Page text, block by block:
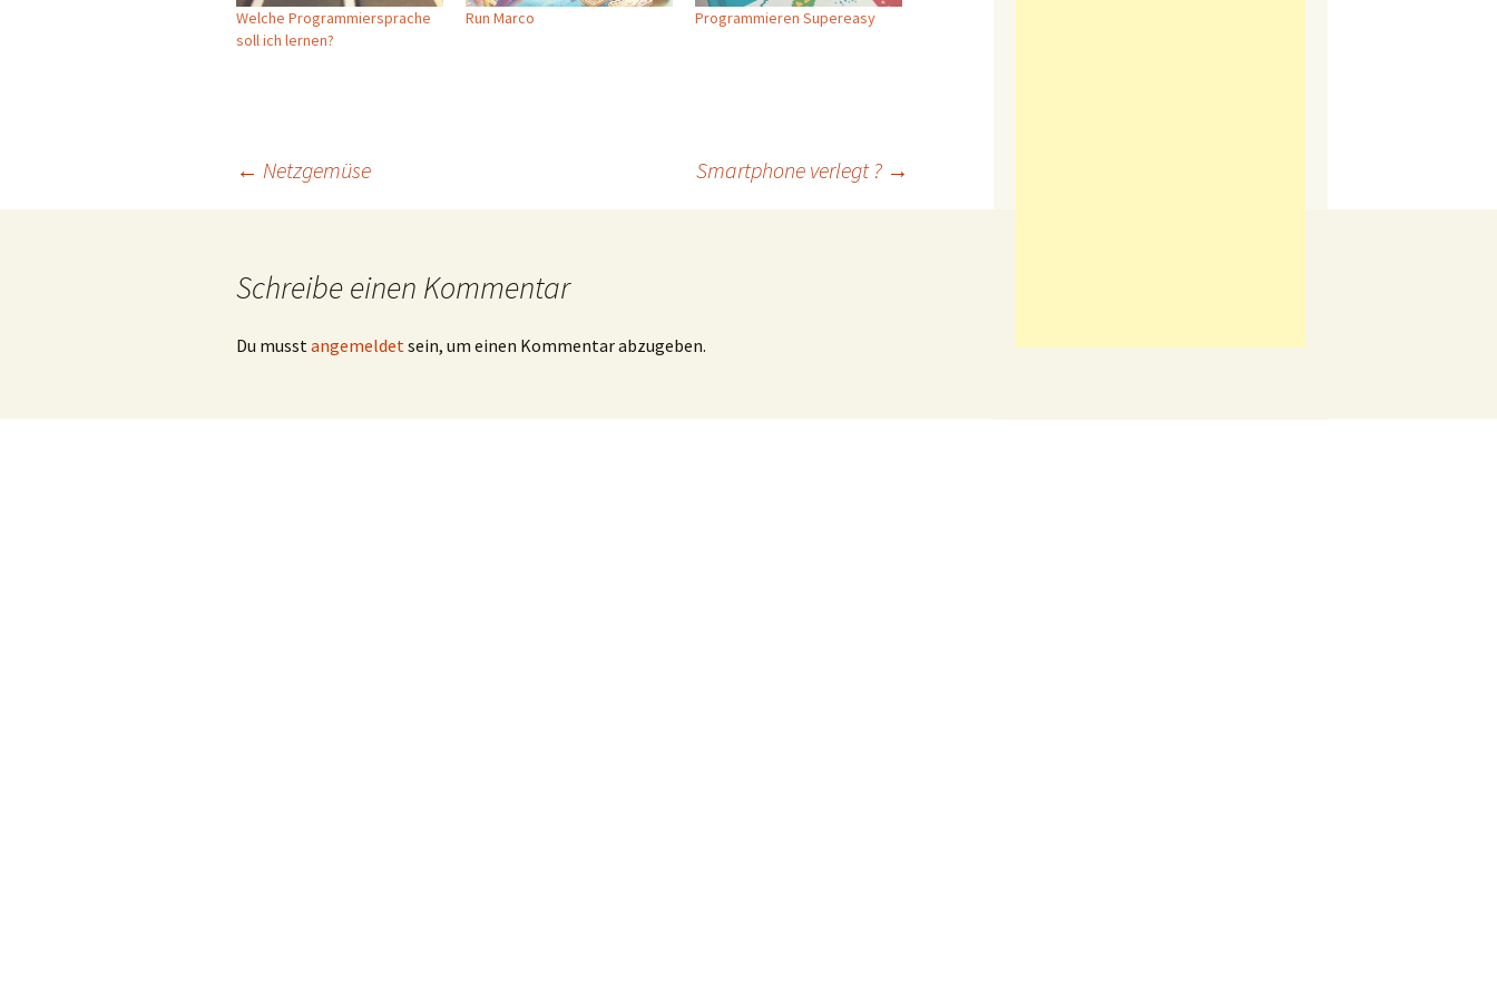
Welche Programmiersprache
soll ich lernen?
Run Marco Programmieren Supereasy
Beitragsnavigation
← Netzgemüse Smartphone verlegt ? →
Schreibe einen Kommentar
Du musstangemeldetsein, um einen Kommentar abzugeben.